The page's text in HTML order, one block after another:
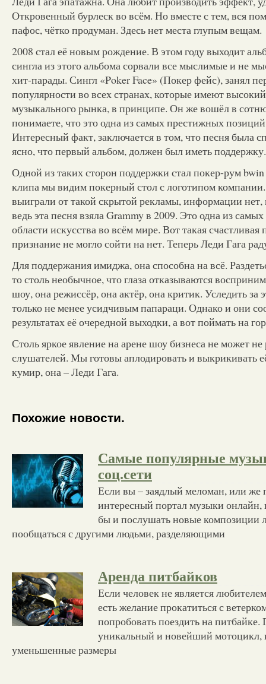
Откровенный бурлеск во всём. Но вместе с тем, вся
пафос, чётко продуман. Здесь нет места глупым вещам.
2008 стал её новым рождение. В этом году выходит
сингла из этого альбома сорвали все мыслимые и не
хит-парады. Сингл «Poker Face» (Покер фейс), занял
популярности во всех странах, которые имеют
музыкального рынка, в принципе. Он же вошёл в
понимаете, что это одна из самых престижных
Интересный факт, заключается в том, что песня была
ясно, что первый альбом, должен был иметь поддержку.
Одной из таких сторон поддержки стал покер-рум
клипа мы видим покерный стол с логотипом
выиграли от такой скрытой рекламы, информации
ведь эта песня взяла Grammy в 2009. Это одна из
области искусства во всём мире. Вот такая счастливая
признание не могло сойти на нет. Теперь Леди Гага
Для поддержания имиджа, она способна на всё.
то столь необычное, что глаза отказываются
шоу, она режиссёр, она актёр, она критик. Уследить за
только не менее усидчивым папараци. Однако и они
результатах её очередной выходки, а вот поймать на
Столь яркое явление на арене шоу бизнеса не может
слушателей. Мы готовы аплодировать и выкрикивать
кумир, она – Леди Гага.
Похожие новости.
Самые популярные
соц.сети
Если вы – заядлый меломан, или же
интересный портал музыки онлайн,
бы и послушать новые композиции
пообщаться с другими людьми, разделяющими
Аренда питбайков
Если человек не является
есть желание прокатиться с
попробовать поездить на питбайке.
уникальный и новейший мотоцикл,
уменьшенные размеры